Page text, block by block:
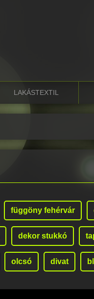
LAKÁSTEXTIL
függöny fehérvár
dekor stukkó
olcsó divat